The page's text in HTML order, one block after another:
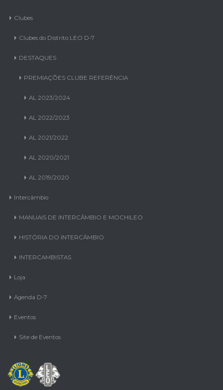
Clubes
Clubes do Distrito LEO D-7
DESTAQUES
PREMIAÇÕES CLUBE REFERÊNCIA
AL 2023/2024
AL 2022/2023
AL 2021/2022
AL 2020/2021
AL 2019/2020
Intercâmbio
MANUAIS DE INTERCÂMBIO E MOCHILEO
HISTÓRIA DO INTERCÂMBIO
INTERCAMBISTAS
Loja
Agenda D-7
Eventos
Site de Eventos